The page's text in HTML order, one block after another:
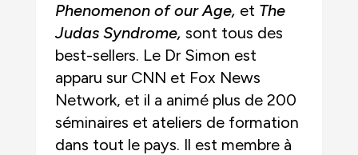
Phenomenon of our Age, et The
Judas Syndrome, sont tous des
best-sellers. Le Dr Simon est
apparu sur CNN et Fox News
Network, et il a animé plus de 200
séminaires et ateliers de formation
dans tout le pays. Il est membre à